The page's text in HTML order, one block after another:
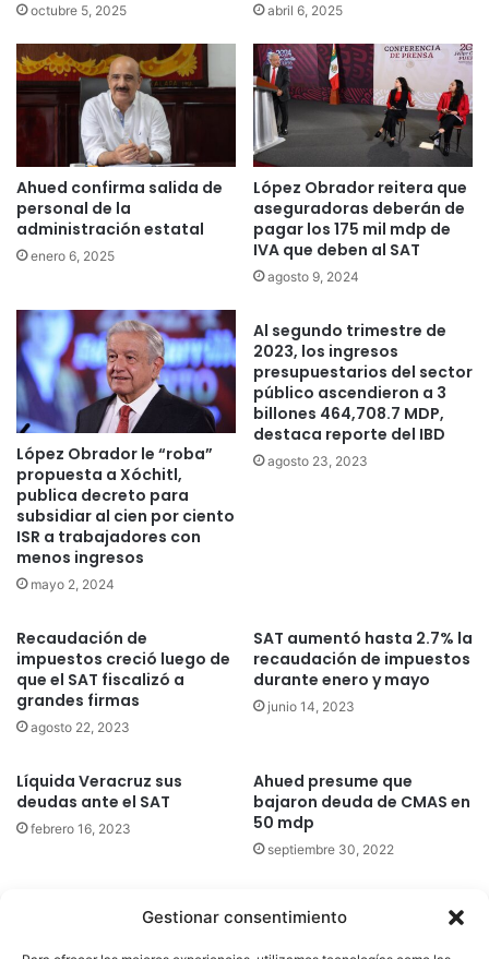
Gestionar consentimiento
octubre 5, 2025 abril 6, 2025
Ahued confirma salida de
personal de la
administración estatal
enero 6, 2025
López Obrador reitera que
aseguradoras deberán de
pagar los 175 mil mdp de
IVA que deben al SAT
agosto 9, 2024
López Obrador le “roba”
propuesta a Xóchitl,
publica decreto para
subsidiar al cien por ciento
ISR a trabajadores con
menos ingresos
mayo 2, 2024
Al segundo trimestre de
2023, los ingresos
presupuestarios del sector
público ascendieron a 3
billones 464,708.7 MDP,
destaca reporte del IBD
agosto 23, 2023
Recaudación de
impuestos creció luego de
que el SAT fiscalizó a
grandes firmas
agosto 22, 2023
SAT aumentó hasta 2.7% la
recaudación de impuestos
durante enero y mayo
junio 14, 2023
Líquida Veracruz sus
deudas ante el SAT
febrero 16, 2023
Ahued presume que
bajaron deuda de CMAS en
50 mdp
septiembre 30, 2022